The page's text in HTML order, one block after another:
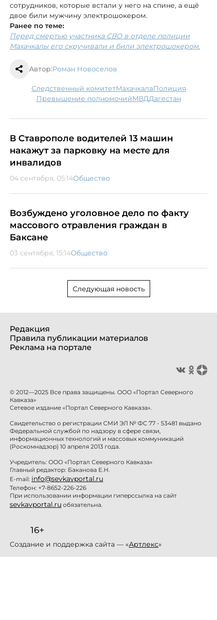
сотрудников, которые встали у него на спине, а ещё
двое били мужчину электрошокером.
Ранее по теме:
Перед смертью участника СВО в отделе полиции
Махачкалы его скручивали и били электрошокером.
Автор:Роман Новоселов
следственный комитет Махачкала
полиция
превышение полномочий
МВД Дагестан
В Ставрополе водителей 13 машин
накажут за парковку на месте для
инвалидов
04 сентября, 05:14Общество
Возбуждено уголовное дело по факту
массового отравления граждан в
Баксане
03 сентября, 15:14Общество
Следующая новость
Редакция
Правила публикации материалов
Реклама на портале
© 2012—2025 Все права защищены. ООО «Портал Северного
Кавказа»
Сетевое издание «Портал Северного Кавказа».
Свидетельство о регистрации СМИ ЭЛ № ФС 77 - 53481 выдано
Федеральной службой по надзору в сфере связи,
информационных технологий и массовых коммуникаций
(Роскомнадзор) 10 апреля 2013 года.
Учредитель: ООО «Портал Северного Кавказа»
Главный редактор: Баканова Е.Н.
E-mail: info@sevkavportal.ru
Телефон: +7-8652-226-226
При использовании информации гиперссылка на сайт
sevkavportal.ru обязательна.
16+
Создание и поддержка сайта — «Артлекс»